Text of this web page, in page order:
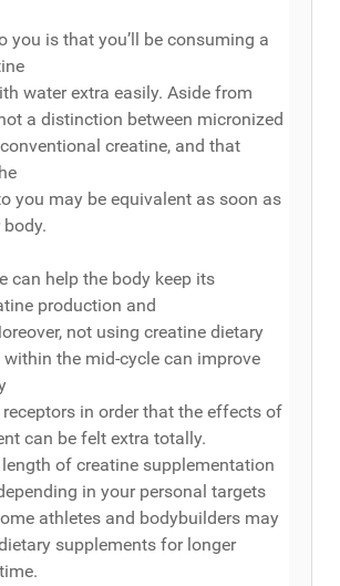
you is that you’ll be consuming a
water extra easily. Aside from
a distinction between micronized
creatine, and that
you may be equivalent as soon as
can help the body keep its
production and
not using creatine dietary
the mid-cycle can improve
receptors in order that the effects of
can be felt extra totally.
length of creatine supplementation
in your personal targets
athletes and bodybuilders may
supplements for longer